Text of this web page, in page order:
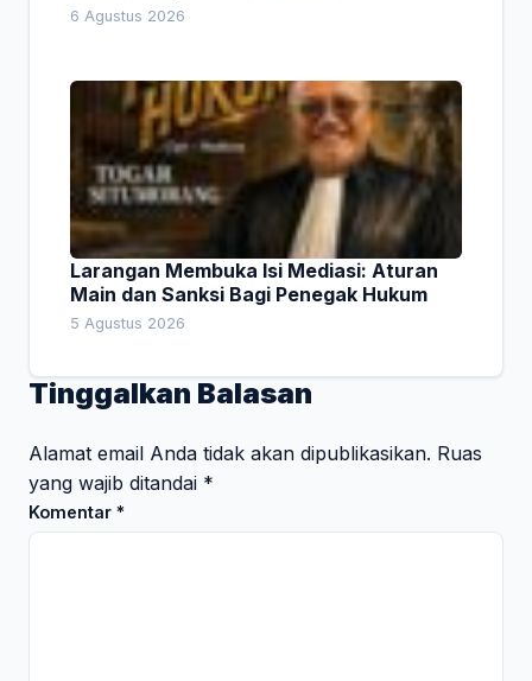
6 Agustus 2026
Larangan Membuka Isi Mediasi: Aturan
Main dan Sanksi Bagi Penegak Hukum
5 Agustus 2026
Tinggalkan Balasan
Alamat email Anda tidak akan dipublikasikan. Ruas
yang wajib ditandai *
Komentar *